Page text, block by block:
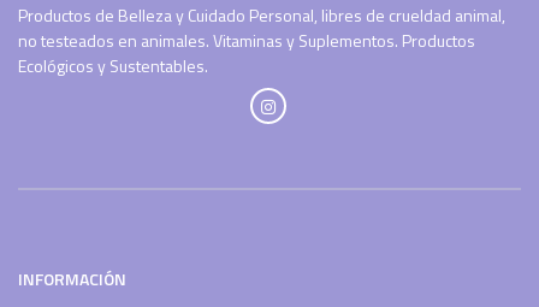
Productos de Belleza y Cuidado Personal, libres de crueldad animal,
no testeados en animales. Vitaminas y Suplementos. Productos
Ecológicos y Sustentables.
INFORMACIÓN